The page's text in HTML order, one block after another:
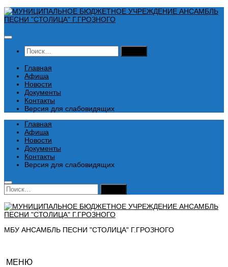
Перейти
к
Найти:
Главная
Афиша
Новости
Документы
Контакты
Версия для слабовидящих
Главная
Афиша
Новости
Документы
Контакты
Версия для слабовидящих
Найти:
МБУ АНСАМБЛЬ ПЕСНИ "СТОЛИЦА" Г.ГРОЗНОГО
МЕНЮ